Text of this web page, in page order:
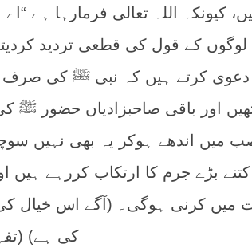
کیونکہ اللہ تعالی فرمارہا ہے “اے
لوگوں کے قول کی قطعی تردید
دعوی کرتے ہیں کہ نبی ﷺ کی صرف
اور باقی صاحبزادیاں حضور ﷺ کی
میں اندھے ہوکر یہ بھی نہیں
کتنے بڑے جرم کا ارتکاب کررہے
میں کرنی ہوگی۔ (آگے اس خیال کی
کی ہے)